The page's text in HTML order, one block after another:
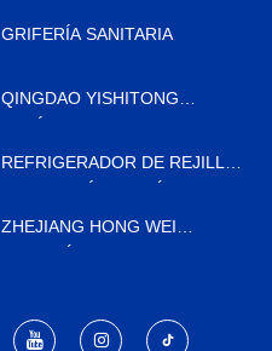
GRIFERÍA SANITARIA
QINGDAO YISHITONG
LIMITADO
REFRIGERADOR DE REJILLA
ZHEJIANG HONG WEI